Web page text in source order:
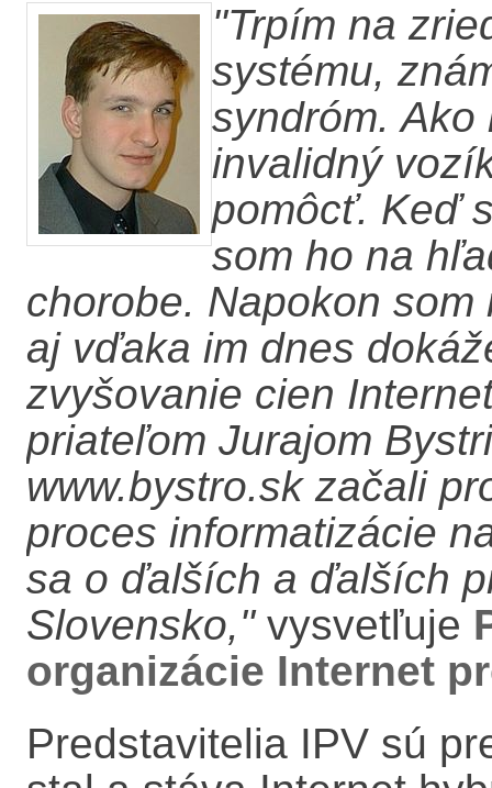
"Trpím na
systému,
syndróm.
invalidný
pomôcť. Keď
som ho na
chorobe. Napokon
aj vďaka im dnes
zvyšovanie cien
priateľom Jurajom
www.bystro.sk začali
proces informatizácie
sa o ďalších a ďalších
Slovensko,"vysvetľuje
organizácie Internet
Predstavitelia IPV sú